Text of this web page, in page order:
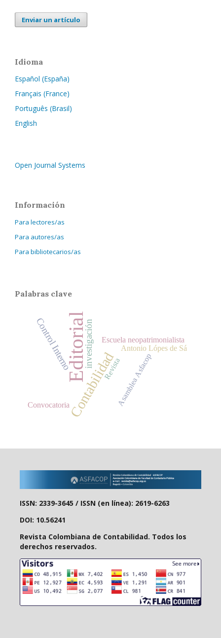
Enviar un artículo
Idioma
Español (España)
Français (France)
Português (Brasil)
English
Open Journal Systems
Información
Para lectores/as
Para autores/as
Para bibliotecarios/as
Palabras clave
Editorial
Contabilidad
Control Interno investigación Escuela neopatrimonialista
Antonio Lópes de Sá
Asamblea Asfacop
Revista
Convocatoria
ISSN: 2339-3645 / ISSN (en línea): 2619-6263
DOI: 10.56241
Revista Colombiana de Contabilidad. Todos los
derechos reservados.